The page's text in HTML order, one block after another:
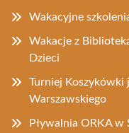
Wakacyjne
Wakacje z
Dzieci
Turniej Koszykówki
Warszawskiego
Pływalnia ORKA